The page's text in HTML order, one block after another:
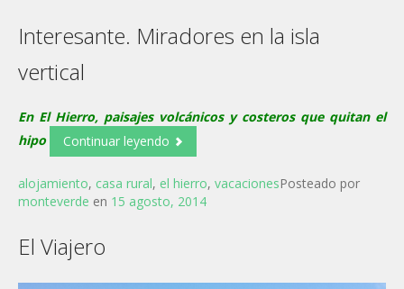
Interesante. Miradores en la isla
vertical
En El Hierro, paisajes volcánicos y costeros que quitan el
hipo
Continuar leyendo
alojamiento, casa rural, el hierro, vacacionesPosteado por
monteverde en 15 agosto, 2014
El Viajero